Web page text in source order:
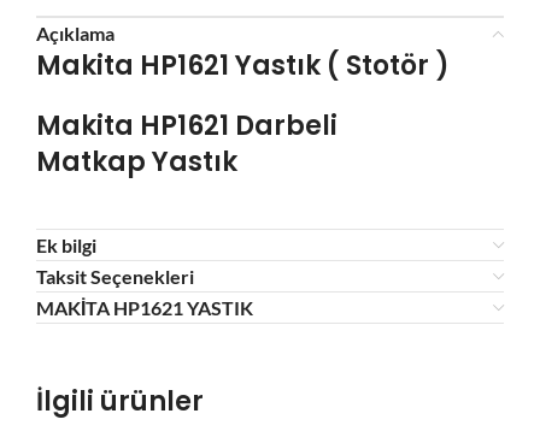
Açıklama
Makita HP1621 Yastık ( Stotör )
Makita HP1621 Darbeli
MatkapYastık
Ek bilgi
Taksit Seçenekleri
MAKİTA HP1621 YASTIK
İlgili ürünler